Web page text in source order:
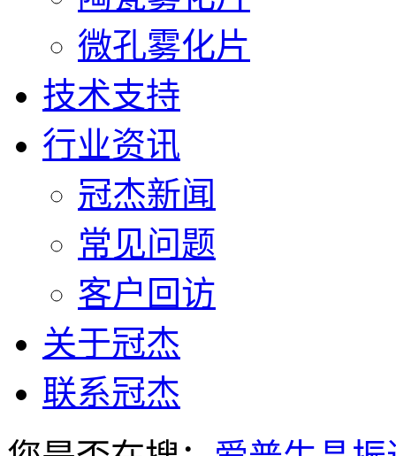
微孔雾化片
技术支持
行业资讯
冠杰新闻
常见问题
客户回访
关于冠杰
联系冠杰